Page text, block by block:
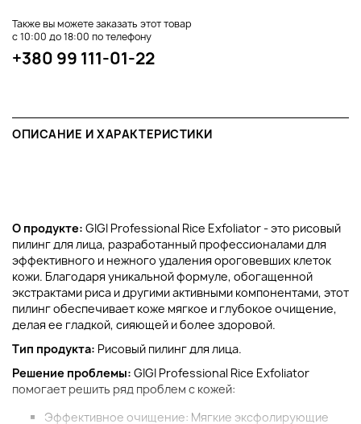
Также вы можете заказать этот товар
с 10:00 до 18:00 по телефону
+380 99 111-01-22
ОПИСАНИЕ И ХАРАКТЕРИСТИКИ
О продукте: GIGI Professional Rice Exfoliator - это рисовый
пилинг для лица, разработанный профессионалами для
эффективного и нежного удаления ороговевших клеток
кожи. Благодаря уникальной формуле, обогащенной
экстрактами риса и другими активными компонентами, этот
пилинг обеспечивает коже мягкое и глубокое очищение,
делая ее гладкой, сияющей и более здоровой.
Тип продукта: Рисовый пилинг для лица.
Решение проблемы: GIGI Professional Rice Exfoliator
помогает решить ряд проблем с кожей:
Эффективное очищение: Мягкие эксфолирующие